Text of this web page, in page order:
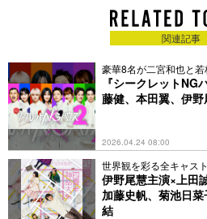
関連記事
豪華8名が二宮和也と
『シークレット
藤健、本田翼、伊
2026.04.24 08:00
世界観を彩る全キャス
ルも
伊野尾慧主演×上田
加藤史帆、菊池日
結